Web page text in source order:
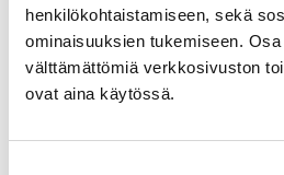
henkilökohtaistamiseen, sekä
ominaisuuksien tukemiseen.
välttämättömiä verkkosivuston
ovat aina käytössä.
We 1.2.2023 at 00:00 - We
SARJANVAIHTOILMOITUS
24.-26.2.2022